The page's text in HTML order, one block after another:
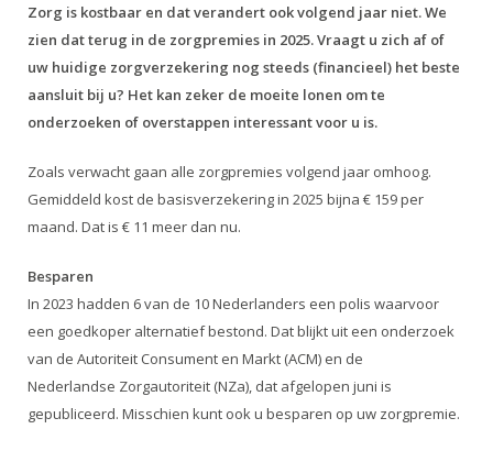
Zorg is kostbaar en dat verandert ook volgend jaar niet. We
zien dat terug in de zorgpremies in 2025. Vraagt u zich af of
uw huidige zorgverzekering nog steeds (financieel) het beste
aansluit bij u? Het kan zeker de moeite lonen om te
onderzoeken of overstappen interessant voor u is.
Zoals verwacht gaan alle zorgpremies volgend jaar omhoog.
Gemiddeld kost de basisverzekering in 2025 bijna € 159 per
maand. Dat is € 11 meer dan nu.
Besparen
In 2023 hadden 6 van de 10 Nederlanders een polis waarvoor
een goedkoper alternatief bestond. Dat blijkt uit een onderzoek
van de Autoriteit Consument en Markt (ACM) en de
Nederlandse Zorgautoriteit (NZa), dat afgelopen juni is
gepubliceerd. Misschien kunt ook u besparen op uw zorgpremie.